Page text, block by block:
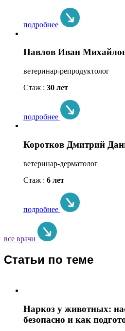
подробнее
Павлов Иван
ветеринар-репродуктолог
Стаж : 30 лет
подробнее
Коротков Дмитрий
ветеринар-дерматолог
Стаж : 6 лет
подробнее
все врачи
Статьи по теме
Наркоз у животных:
безопасно и как